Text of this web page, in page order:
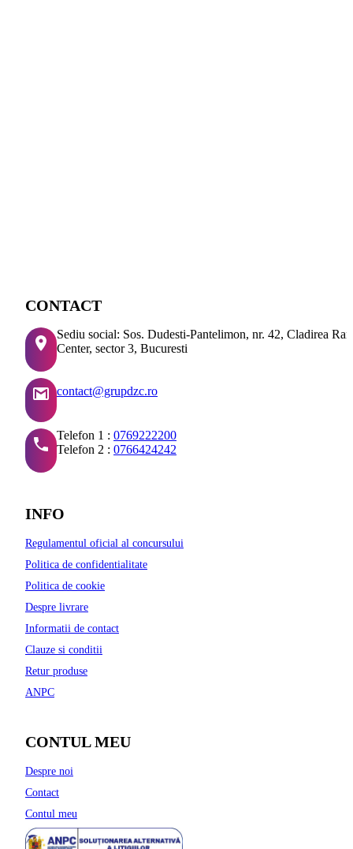
CONTACT
Sediu social: Sos. Dudesti-Pantelimon, nr. 42, Cladirea
Center, sector 3, Bucuresti
contact@grupdzc.ro
Telefon 1 : 0769222200
Telefon 2 : 0766424242
INFO
Regulamentul oficial al concursului
Politica de confidentialitate
Politica de cookie
Despre livrare
Informatii de contact
Clauze si conditii
Retur produse
ANPC
CONTUL MEU
Despre noi
Contact
Contul meu